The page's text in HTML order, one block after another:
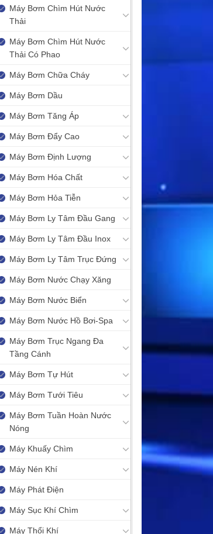
Máy Bơm Chìm Hút Nước
Thải
Máy Bơm Chìm Hút Nước
Thải Có Phao
Máy Bơm Chữa Cháy
Máy Bơm Dầu
Máy Bơm Tăng Áp
Máy Bơm Đẩy Cao
Máy Bơm Định Lượng
Máy Bơm Hóa Chất
Máy Bơm Hỏa Tiễn
Máy Bơm Ly Tâm Đầu Gang
Máy Bơm Ly Tâm Đầu Inox
Máy Bơm Ly Tâm Trục Đứng
Máy Bơm Nước Chạy Xăng
Máy Bơm Nước Biển
Máy Bơm Nước Hồ Bơi-Spa
Máy Bơm Trục Ngang Đa
Tầng Cánh
Máy Bơm Tự Hút
Máy Bơm Tưới Tiêu
Máy Bơm Tuần Hoàn Nước
Nóng
Máy Khuấy Chìm
Máy Nén Khí
Máy Phát Điện
Máy Sục Khí Chìm
Máy Thổi Khí